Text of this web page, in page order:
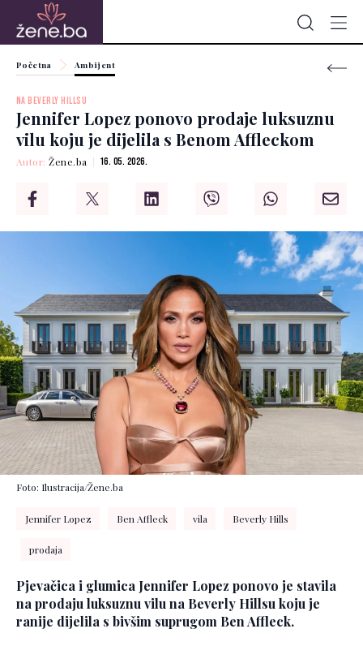
Početna Ambijent
NA BEVERLY HILLSU
Jennifer Lopez ponovo prodaje luksuznu
vilu koju je dijelila s Benom Affleckom
Autor:Žene.ba 16. 05. 2026.
Foto: Ilustracija/Žene.ba
Jennifer Lopez Ben Affleck vila Beverly Hills
prodaja
Pjevačica i glumica Jennifer Lopez ponovo je stavila
na prodaju luksuznu vilu na Beverly Hillsu koju je
ranije dijelila s bivšim suprugom Ben Affleck.